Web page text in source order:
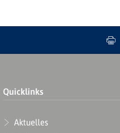
Quicklinks
Aktuelles